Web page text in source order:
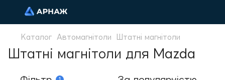
Каталог Автомагнітоли Штатні магнітоли
Штатні магнітоли для Mazda